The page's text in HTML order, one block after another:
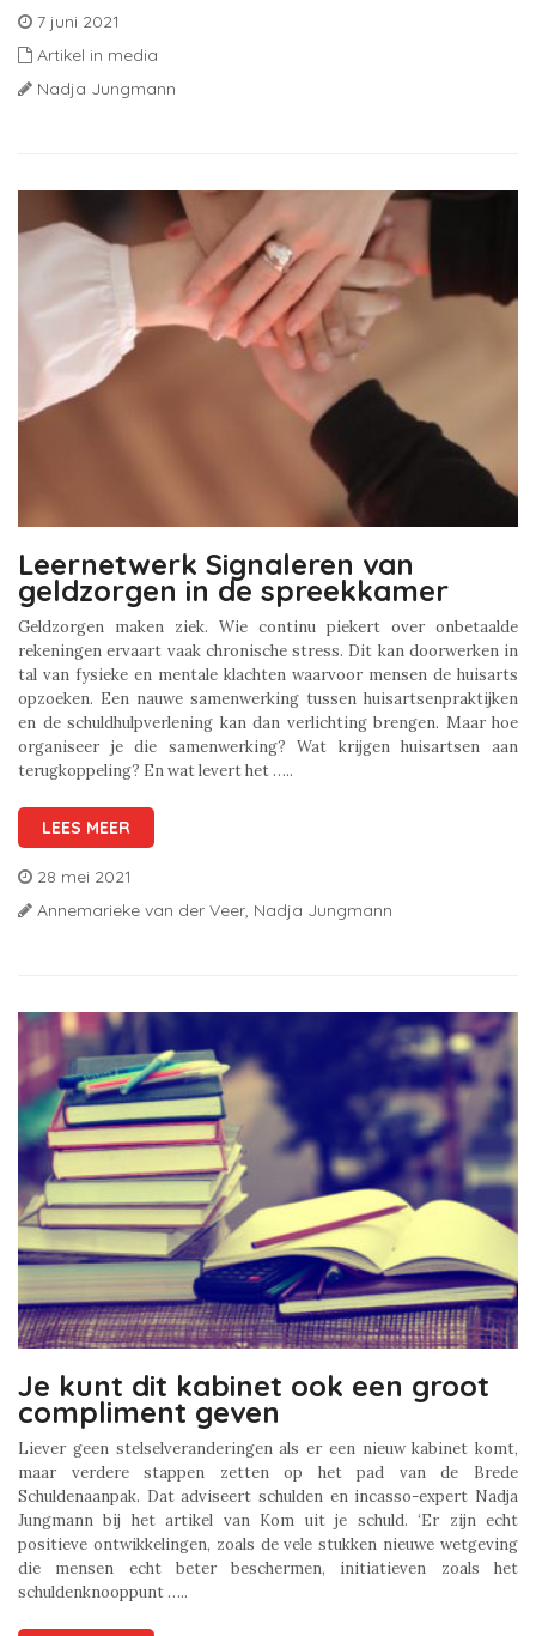
7 juni 2021
Artikel in media
Nadja Jungmann
Leernetwerk Signaleren van
geldzorgen in de spreekkamer
Geldzorgen maken ziek. Wie continu piekert over onbetaalde
rekeningen ervaart vaak chronische stress. Dit kan doorwerken in
tal van fysieke en mentale klachten waarvoor mensen de huisarts
opzoeken. Een nauwe samenwerking tussen huisartsenpraktijken
en de schuldhulpverlening kan dan verlichting brengen. Maar hoe
organiseer je die samenwerking? Wat krijgen huisartsen aan
terugkoppeling? En wat levert het …..
LEES MEER
28 mei 2021
Annemarieke van der Veer, Nadja Jungmann
Je kunt dit kabinet ook een groot
compliment geven
Liever geen stelselveranderingen als er een nieuw kabinet komt,
maar verdere stappen zetten op het pad van de Brede
Schuldenaanpak. Dat adviseert schulden en incasso-expert Nadja
Jungmann bij het artikel van Kom uit je schuld. ‘Er zijn echt
positieve ontwikkelingen, zoals de vele stukken nieuwe wetgeving
die mensen echt beter beschermen, initiatieven zoals het
schuldenknooppunt …..